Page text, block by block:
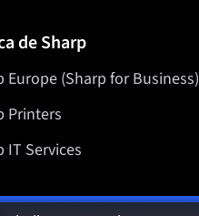
de Sharp
Europe (Sharp for Business)
Printers
IT Services